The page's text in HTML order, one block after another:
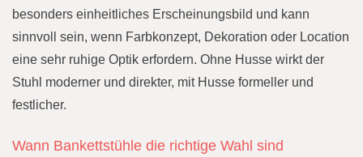
besonders einheitliches Erscheinungsbild und kann
sinnvoll sein, wenn Farbkonzept, Dekoration oder Location
eine sehr ruhige Optik erfordern. Ohne Husse wirkt der
Stuhl moderner und direkter, mit Husse formeller und
festlicher.
Wann Bankettstühle die richtige Wahl sind